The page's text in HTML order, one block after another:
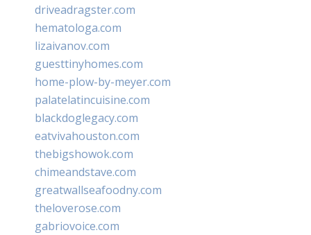
driveadragster.com
hematologa.com
lizaivanov.com
guesttinyhomes.com
home-plow-by-meyer.com
palatelatincuisine.com
blackdoglegacy.com
eatvivahouston.com
thebigshowok.com
chimeandstave.com
greatwallseafoodny.com
theloverose.com
gabriovoice.com